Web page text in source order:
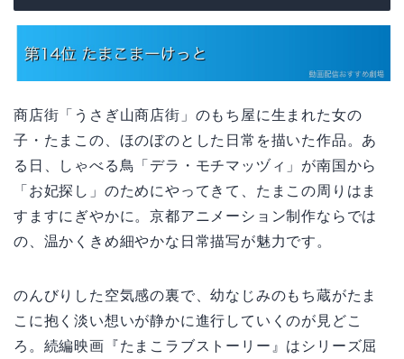
商店街「うさぎ山商店街」のもち屋に生まれた女の
子・たまこの、ほのぼのとした日常を描いた作品。あ
る日、しゃべる鳥「デラ・モチマッヅィ」が南国から
「お妃探し」のためにやってきて、たまこの周りはま
すますにぎやかに。京都アニメーション制作ならでは
の、温かくきめ細やかな日常描写が魅力です。
のんびりした空気感の裏で、幼なじみのもち蔵がたま
こに抱く淡い想いが静かに進行していくのが見どこ
ろ。続編映画『たまこラブストーリー』はシリーズ屈